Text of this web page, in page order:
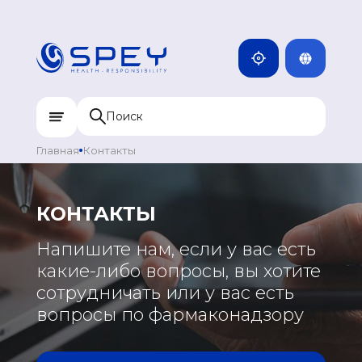
МОНГОЛИЯ
ДОМИНИКАН
ТАДЖИКИСТАН
МОНГОЛИЯ
MNG
Главная Контакты
КОНТАКТЫ
Напишите нам, если у вас есть
какие-либо вопросы, вы хотите
сотрудничать или у вас есть
вопросы по фармаконадзору
ЕВРОПА
ГРЕЦИЯ
ПОРТУГАЛИЯ
РОССИЯ